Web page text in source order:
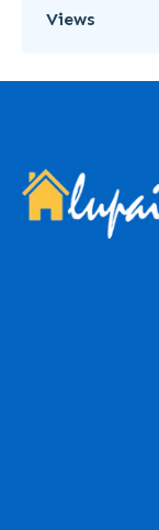
Views